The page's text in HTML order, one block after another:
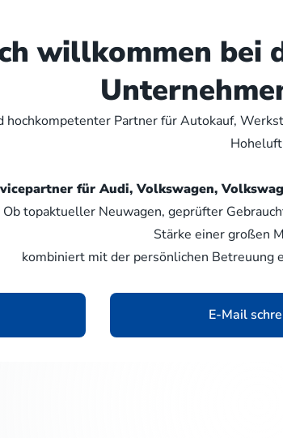
willkommen bei
Partner für Autokauf,
für Audi, Volkswagen,
topaktueller Neuwagen, geprüfter
Stärke einer großen
kombiniert mit der persönlichen Betreuung
E-Mail